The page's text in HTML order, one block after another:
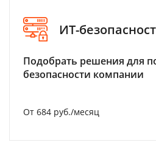
ИТ-
Подобрать решения для
безопасности компании
От 684 руб./месяц